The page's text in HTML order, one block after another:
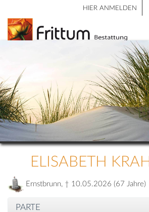
HIER ANMELDEN
ELISABETH
Ernstbrunn, † 10.05.2026 (67 Jahre)
PARTE